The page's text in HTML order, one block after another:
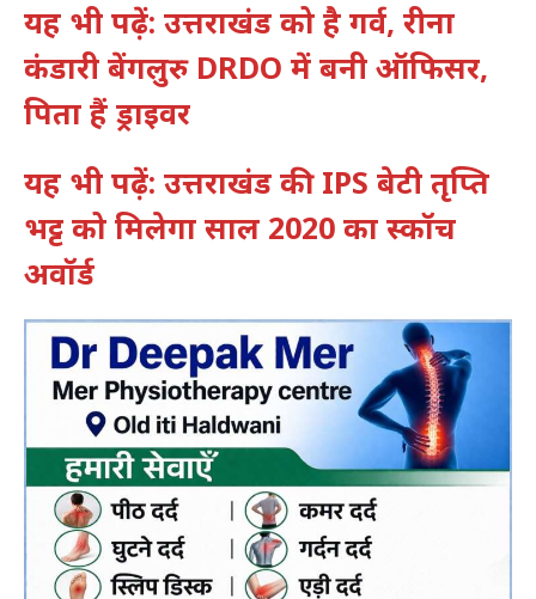
यह भी पढ़ें: उत्तराखंड को है गर्व, रीना
कंडारी बेंगलुरु DRDO में बनी ऑफिसर,
पिता हैं ड्राइवर
यह भी पढ़ें: उत्तराखंड की IPS बेटी तृप्ति
भट्ट को मिलेगा साल 2020 का स्कॉच
अवॉर्ड